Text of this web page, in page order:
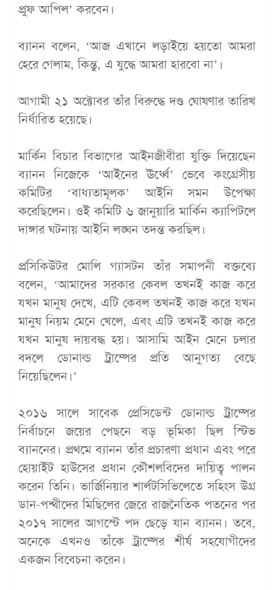
প্রুফ আপিল’ করবেন।
ব্যানন বলেন, ‘আজ এখানে লড়াইয়ে হয়তো আমরা
হেরে গেলাম, কিন্তু, এ যুদ্ধে আমরা হারবো না’।
আগামী ২১ অক্টোবর তাঁর বিরুদ্ধে দণ্ড ঘোষণার তারিখ
নির্ধারিত হয়েছে।
মার্কিন বিচার বিভাগের আইনজীবীরা যুক্তি দিয়েছেন
ব্যানন নিজেকে ‘আইনের ঊর্ধ্বে’ ভেবে কংগ্রেসীয়
কমিটির ‘বাধ্যতামূলক’ আইনি সমন উপেক্ষা
করেছিলেন। ওই কমিটি ৬ জানুয়ারি মার্কিন ক্যাপিটলে
দাঙ্গার ঘটনায় আইনি লঙ্ঘন তদন্ত করছিল।
প্রসিকিউটর মোলি গ্যাসটন তাঁর সমাপনী বক্তব্যে
বলেন, ‘আমাদের সরকার কেবল তখনই কাজ করে
যখন মানুষ দেখে, এটি কেবল তখনই কাজ করে যখন
মানুষ নিয়ম মেনে খেলে, এবং এটি তখনই কাজ করে
যখন মানুষ দায়বদ্ধ হয়। আসামি আইন মেনে চলার
বদলে ডোনাল্ড ট্রাম্পের প্রতি আনুগত্য বেছে
নিয়েছিলেন।’
২০১৬ সালে সাবেক প্রেসিডেন্ট ডোনাল্ড ট্রাম্পের
নির্বাচনে জয়ের পেছনে বড় ভূমিকা ছিল স্টিভ
ব্যাননের। প্রথমে ব্যানন তাঁর প্রচারণা প্রধান এবং পরে
হোয়াইট হাউসের প্রধান কৌশলবিদের দায়িত্ব পালন
করেন তিনি। ভার্জিনিয়ার শার্লটসিভিলেতে সহিংস উগ্র
ডান-পন্থীদের মিছিলের জেরে রাজনৈতিক পতনের পর
২০১৭ সালের আগস্টে পদ ছেড়ে যান ব্যানন। তবে,
অনেকে এখনও তাঁকে ট্রাম্পের শীর্ষ সহযোগীদের
একজন বিবেচনা করেন।